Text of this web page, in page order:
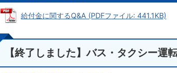
給付金に関するQ&A (PDFファイル: 441.1KB)
【終了しました】バス・タクシー運